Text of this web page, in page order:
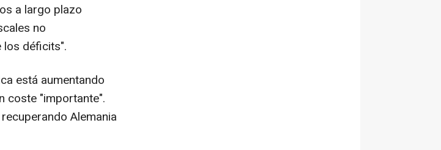
a largo plazo
no
los déficits".
está aumentando
coste "importante".
Alemania